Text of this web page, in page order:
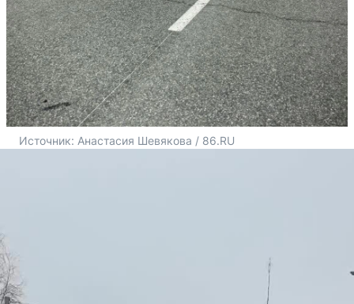
Источник: Анастасия Шевякова / 86.RU